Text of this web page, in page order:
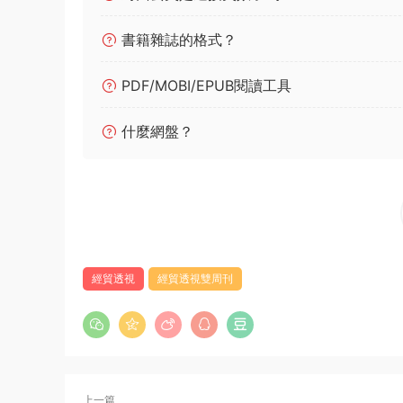
書籍雜誌的格式？
PDF/MOBI/EPUB閱讀工具
什麼網盤？
經貿透視 經貿透視雙周刊
上一篇